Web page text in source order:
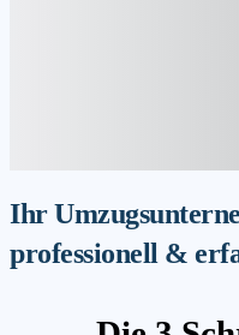
Ihr
professionell &